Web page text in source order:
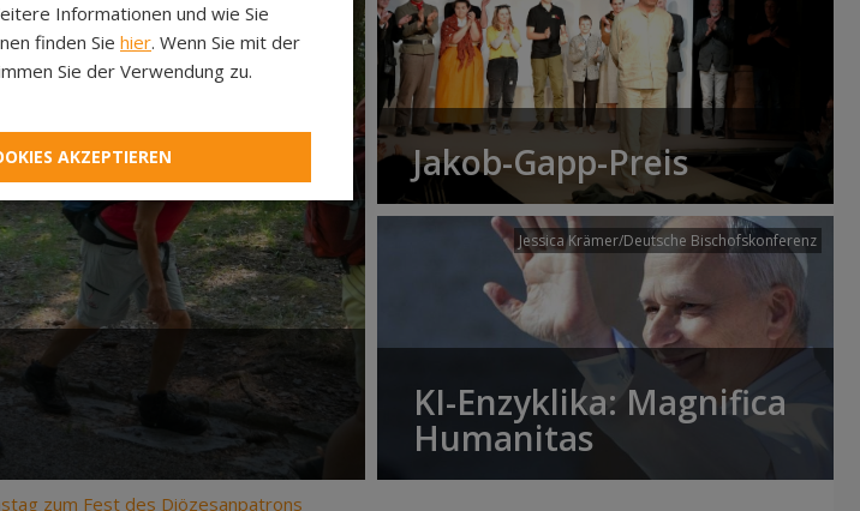
Veranstaltungen Personen Pfarren Einrichtungen
Jakob-Gapp-Preis
Jessica Krämer/Deutsche Bischofskonferenz
KI-Enzyklika: Magnifica
Humanitas
zum Fest des Diözesanpatrons
Informationen und wie Sie
finden Sie hier. Wenn Sie mit der
Sie der Verwendung zu.
AKZEPTIEREN